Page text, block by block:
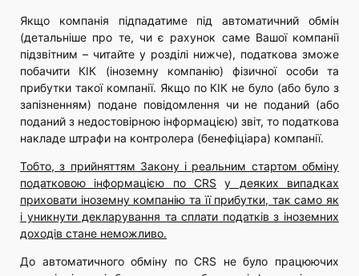
Якщо компанія підпадатиме під автоматичний обмін
(детальніше про те, чи є рахунок саме Вашої компанії
підзвітним – читайте у розділі нижче), податкова зможе
побачити КІК (іноземну компанію) фізичної особи та
прибутки такої компанії. Якщо по КІК не було (або було з
запізненням) подане повідомлення чи не поданий (або
поданий з недостовірною інформацією) звіт, то податкова
накладе штрафи на контролера (бенефіціара) компанії.
Тобто, з прийняттям Закону і реальним стартом обміну
податковою інформацією по CRS
у деяких випадках
приховати іноземну компанію та її прибутки, так само як
і уникнути декларування та сплати податків з іноземних
доходів стане неможливо.
До автоматичного обміну по CRS не було працюючих